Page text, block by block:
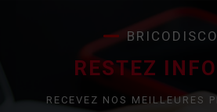
RESTEZ
RECEVEZ NOS MEILLEURES